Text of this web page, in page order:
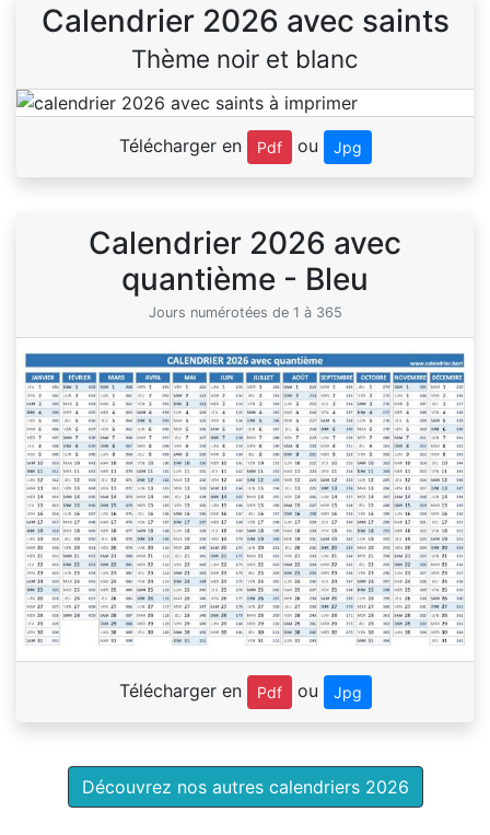
Calendrier 2026 avec saints
Thème noir et blanc
Télécharger en Pdf ou Jpg
Calendrier 2026 avec
quantième - Bleu
Jours numérotées de 1 à 365
Télécharger en Pdf ou Jpg
Découvrez nos autres calendriers 2026